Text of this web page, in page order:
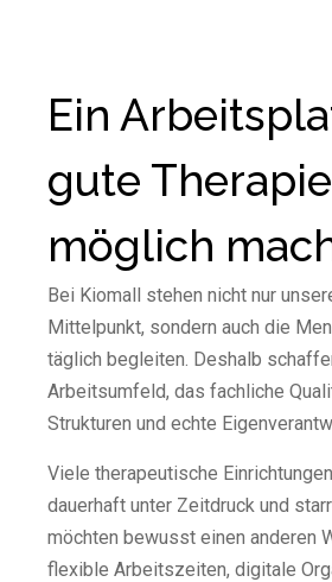
Ein
gute Therapie
möglich
Bei Kiomall stehen nicht nur
Mittelpunkt, sondern auch die
täglich begleiten. Deshalb
Arbeitsumfeld, das fachliche
Strukturen und echte
Viele therapeutische
dauerhaft unter Zeitdruck und
möchten bewusst einen anderen
flexible Arbeitszeiten, digitale